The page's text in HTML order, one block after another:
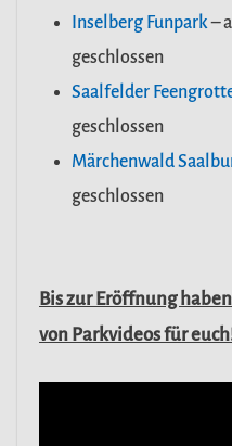
Inselberg Funpark–
geschlossen
Saalfelder
geschlossen
Märchenwald
geschlossen
Bis zur Eröffnung
von Parkvideos für